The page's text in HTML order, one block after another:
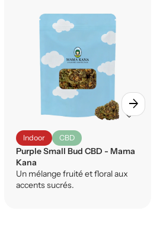
arrow_forward
favorite
Indoor CBD
Purple Small Bud CBD - Mama
Kana
Un mélange fruité et floral aux
accents sucrés.